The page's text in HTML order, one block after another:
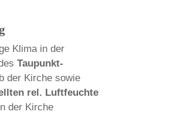
Klima in der
Taupunkt-
der Kirche sowie
rel. Luftfeuchte
der Kirche